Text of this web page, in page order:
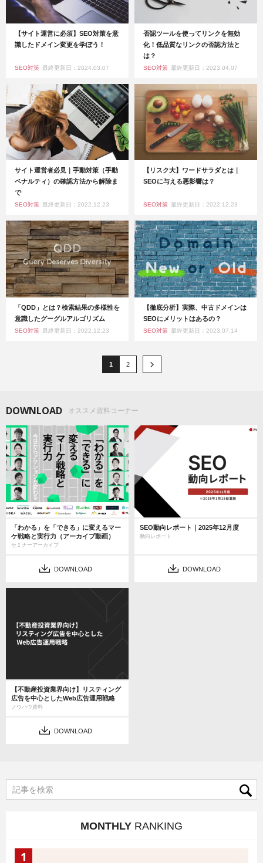
【サイト運営に必須】SEO対策を意
識したドメイン変更を学ぼう！
SEO対策 最終更新日：2024.03.07
否認ツールを使ってリンクを無効
化！低品質なリンクの否認方法と
は？
SEO対策 最終更新日：2023.04.07
サイト運営者必見｜手動対策（手動
ペナルティ）の確認方法から解除ま
で
SEO対策 最終更新日：2022.12.23
【リスク大】ワードサラダとは｜
SEOに与える悪影響は？
SEO対策 最終更新日：2022.12.23
「QDD」とは？検索結果の多様性を
意識したグーグルアルゴリズム
SEO対策 最終更新日：2022.12.23
【徹底分析】実際、中古ドメインは
SEOにメリットはあるの？
SEO対策 最終更新日：2023.07.14
1 2
DOWNLOAD オススメ資料コーナー
「わかる」を「できる」に変えるマー
ケ戦略と実行力（アーカイブ動画）
セミナーアーカイブ
DOWNLOAD
SEO動向レポート｜2025年12月度
動向レポート
DOWNLOAD
【不動産投資業界向け】リスティング
広告を中心としたWeb広告運用戦略
ノウハウ資料
DOWNLOAD
MONTHLY RANKING